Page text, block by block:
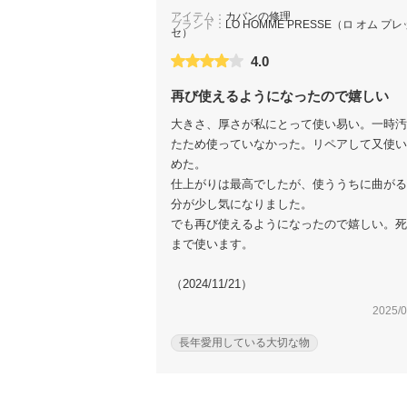
アイテム： カバンの修理
ブランド： LO HOMME PRESSE（ロ オム プレ
セ）
4.0
再び使えるようになったので嬉しい
大きさ、厚さが私にとって使い易い。一時
たため使っていなかった。リペアして又使
めた。
仕上がりは最高でしたが、使ううちに曲が
分が少し気になりました。
でも再び使えるようになったので嬉しい。
まで使います。
（2024/11/21）
2025/
長年愛用している大切な物